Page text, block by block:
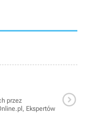
przez
Ekspertów
